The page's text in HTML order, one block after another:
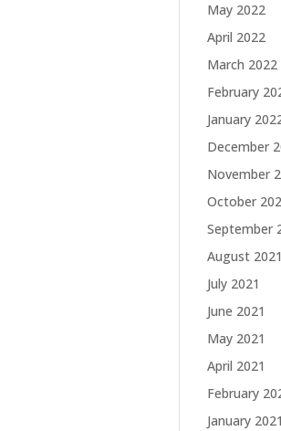
May 2022
April 2022
March 2022
February
January
December
November
October
September
August 2021
July 2021
June 2021
May 2021
April 2021
February
January 2021